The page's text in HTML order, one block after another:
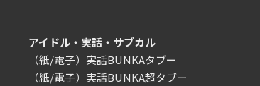
アイドル・実話・サブカル
（紙/電子）実話BUNKAタブー
（紙/電子）実話BUNKA超タブー